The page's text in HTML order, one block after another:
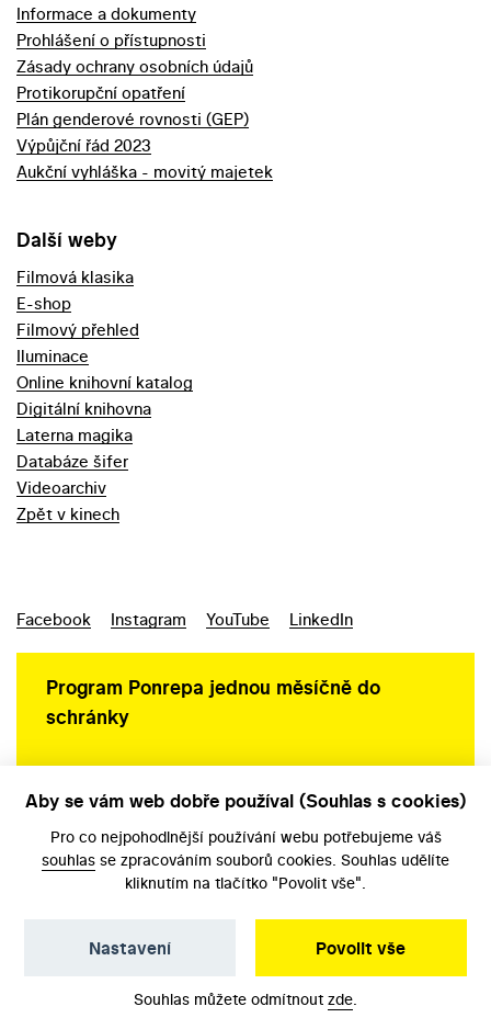
Informace a dokumenty
Prohlášení o přístupnosti
Zásady ochrany osobních údajů
Protikorupční opatření
Plán genderové rovnosti (GEP)
Výpůjční řád 2023
Aukční vyhláška - movitý majetek
Další weby
Filmová klasika
E-shop
Filmový přehled
Iluminace
Online knihovní katalog
Digitální knihovna
Laterna magika
Databáze šifer
Videoarchiv
Zpět v kinech
Facebook Instagram YouTube LinkedIn
Program Ponrepa jednou měsíčně do
schránky
Aby se vám web dobře používal (Souhlas s cookies)
Pro co nejpohodlnější používání webu potřebujeme váš
souhlas se zpracováním souborů cookies. Souhlas udělíte
kliknutím na tlačítko "Povolit vše".
Povolit vše
Nastavení
Souhlas můžete odmítnout zde